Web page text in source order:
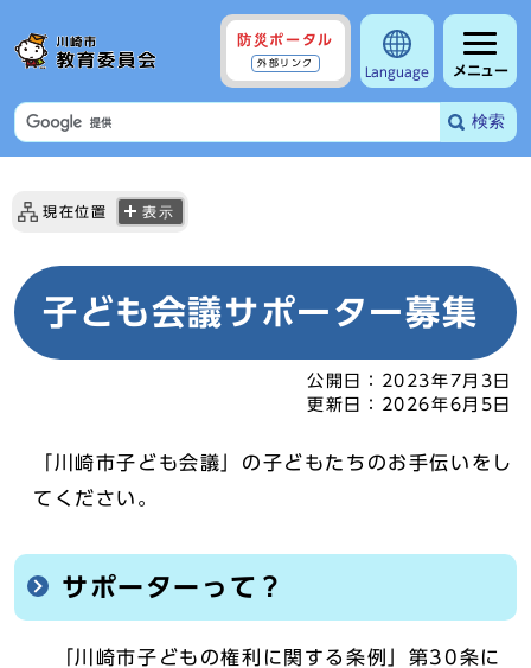
防災ポータル
外部リンク
Language メニュー
検索
現在位置 表示
子ども会議サポーター募集
公開日：
2023年7月3日
更新日：
2026年6月5日
「川崎市子ども会議」の子どもたちのお手伝いをし
てください。
サポーターって？
「川崎市子どもの権利に関する条例」第30条に